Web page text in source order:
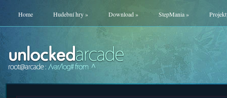
Home Hudební hry» Download» StepMania»